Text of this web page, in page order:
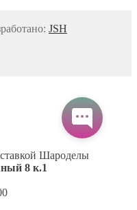
JSH
Шароделы
8 к.1